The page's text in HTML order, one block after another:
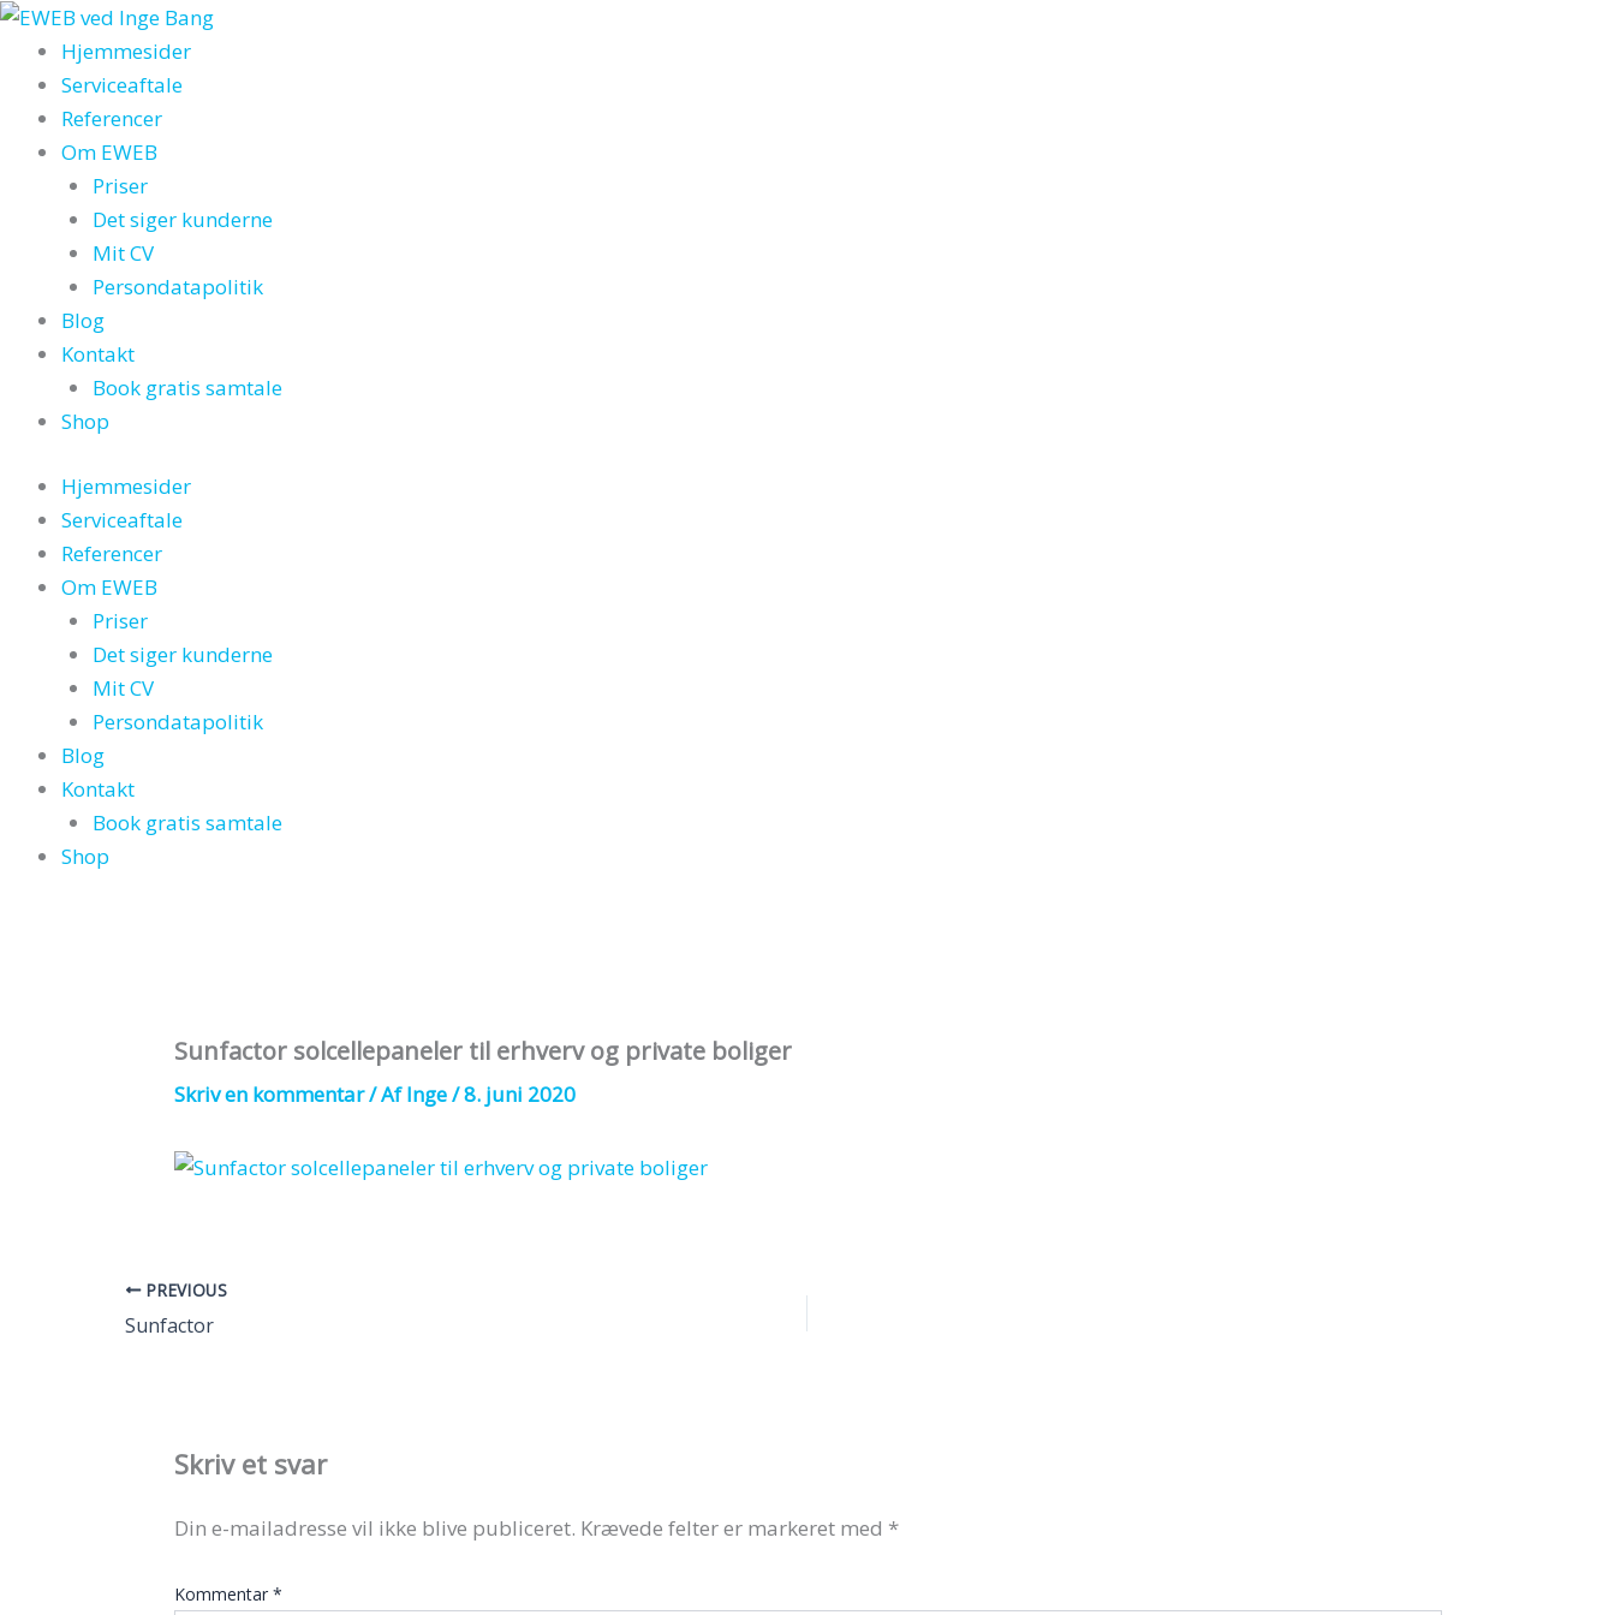
Gå
indholdet
Hjemmesider
Serviceaftale
Referencer
Om EWEB
Priser
Det siger kunderne
Mit CV
Persondatapolitik
Blog
Kontakt
Book gratis samtale
Shop
Hjemmesider
Serviceaftale
Referencer
Om EWEB
Priser
Det siger kunderne
Mit CV
Persondatapolitik
Blog
Kontakt
Book gratis samtale
Shop
Sunfactor solcellepaneler til erhverv og private boliger
Skriv en kommentar/ AfInge/8. juni 2020
PREVIOUS
Sunfactor
Skriv et svar
Din e-mailadresse vil ikke blive publiceret. Krævede felter er markeret med *
Kommentar *